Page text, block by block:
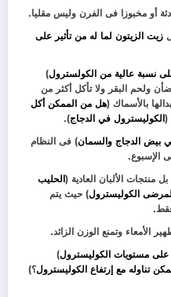
أو مخبوزا فى الفرن وليس مقليا.
زيت الزيتون لما له من تأثير على
نسبة عالية من الكولسترول)
ولحم البقر ولا تأكل أكثر من
بالأسماك (هل من الممكن أكل
(الكوليسترول في الدجاج).
بيض الدجاج والسمان) فى النظام
الإسبوع.
منتجات الألبان العادية (الحليب
الكوليسترول) حيث يتم
الأمعاء وتمنع الوزن الزائد.
على مستويات الكوليسترول)
تناوله مع إرتفاع الكوليسترول؟)